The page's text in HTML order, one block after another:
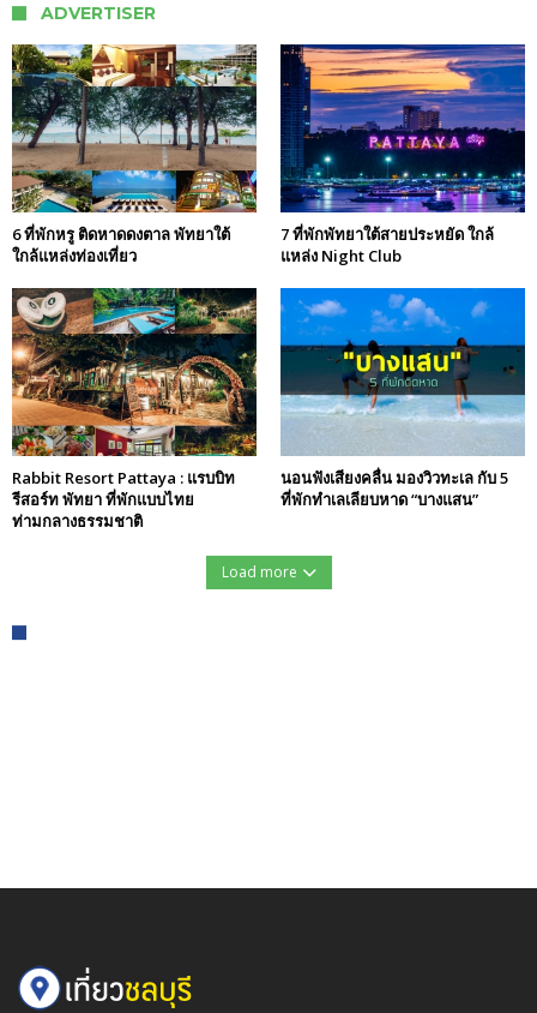
ADVERTISER
6 ที่พักหรู ติดหาดดงตาล พัทยาใต้
ใกล้แหล่งท่องเที่ยว
7 ที่พักพัทยาใต้สายประหยัด ใกล้
แหล่ง Night Club
Rabbit Resort Pattaya : แรบบิท
รีสอร์ท พัทยา ที่พักแบบไทย
ท่ามกลางธรรมชาติ
นอนฟังเสียงคลื่น มองวิวทะเล กับ 5
ที่พักทำเลเลียบหาด “บางแสน”
Load more